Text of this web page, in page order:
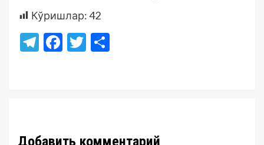
Кўришлар:42
Telegram
Facebook
Twitter
Добавить комментарий